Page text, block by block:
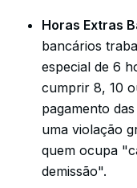
Horas Extras
bancários
especial de 6
cumprir 8, 10
pagamento
uma violação
quem ocupa
demissão".